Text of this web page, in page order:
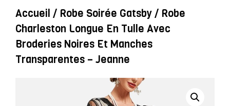
Accueil / Robe Soirée Gatsby/ Robe
Charleston Longue En Tulle Avec
Broderies Noires Et Manches
Transparentes – Jeanne